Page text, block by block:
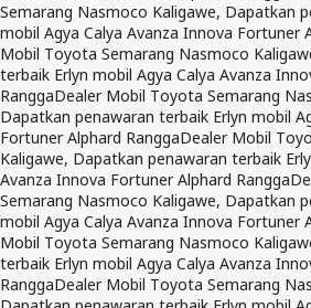
Semarang Nasmoco Kaligawe, Dapatkan
mobil Agya Calya Avanza Innova Fortuner
Mobil Toyota Semarang Nasmoco
terbaik Erlyn mobil Agya Calya Avanza
RanggaDealer Mobil Toyota Semarang
Dapatkan penawaran terbaik Erlyn mobil
Fortuner Alphard RanggaDealer Mobil
Kaligawe, Dapatkan penawaran terbaik
Avanza Innova Fortuner Alphard Rangga
Semarang Nasmoco Kaligawe, Dapatkan
mobil Agya Calya Avanza Innova Fortuner
Mobil Toyota Semarang Nasmoco
terbaik Erlyn mobil Agya Calya Avanza
RanggaDealer Mobil Toyota Semarang